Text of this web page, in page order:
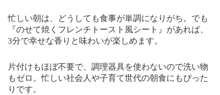
忙しい朝は、どうしても食事が単調になりがち。でも
『のせて焼くフレンチトースト風シート』があれば、
3分で幸せな香りと味わいが楽しめます。
片付けもほぼ不要で、調理器具を使わないので洗い物
もゼロ。忙しい社会人や子育て世代の朝食にもぴった
りです。